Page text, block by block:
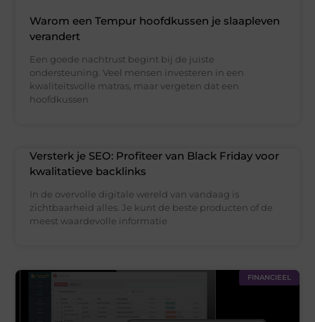
Warom een Tempur hoofdkussen je slaapleven
verandert
Een goede nachtrust begint bij de juiste
ondersteuning. Veel mensen investeren in een
kwaliteitsvolle matras, maar vergeten dat een
hoofdkussen
Versterk je SEO: Profiteer van Black Friday voor
kwalitatieve backlinks
In de overvolle digitale wereld van vandaag is
zichtbaarheid alles. Je kunt de beste producten of de
meest waardevolle informatie
FINANCIEEL